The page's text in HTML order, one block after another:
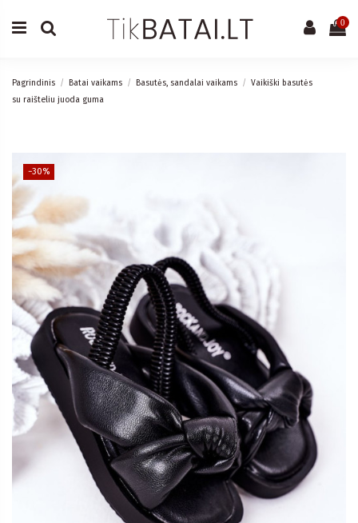
0
Pagrindinis Batai vaikams Basutės, sandalai vaikams
Vaikiški basutės
su raišteliu juoda guma
−30%